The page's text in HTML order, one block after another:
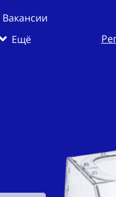
Вакансии
Ещё